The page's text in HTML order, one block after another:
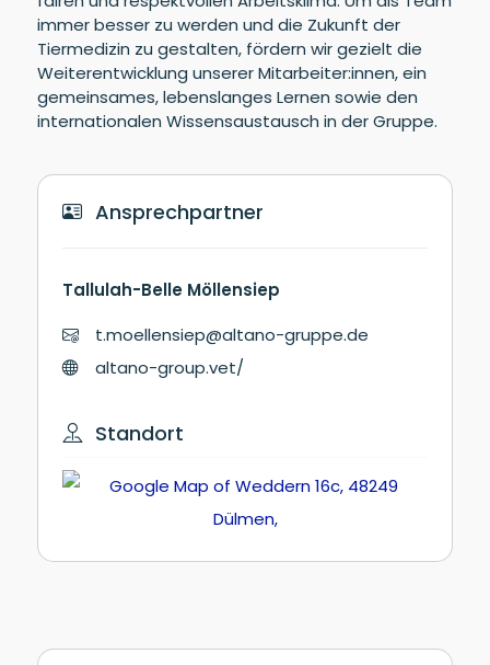
immer besser zu werden und die Zukunft der
Tiermedizin zu gestalten, fördern wir gezielt die
Weiterentwicklung unserer Mitarbeiter:innen, ein
gemeinsames, lebenslanges Lernen sowie den
internationalen Wissensaustausch in der Gruppe.
Ansprechpartner
Tallulah-Belle Möllensiep
t.moellensiep@altano-gruppe.de
altano-group.vet/
Standort